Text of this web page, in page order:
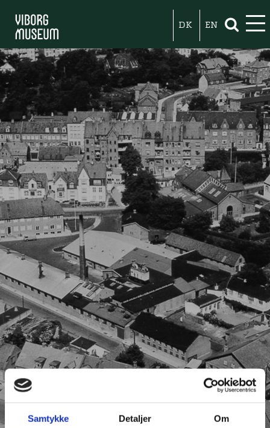
Samtykke Detaljer Om
DK EN